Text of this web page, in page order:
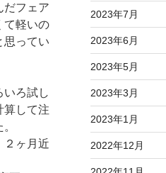
だフェア
て軽いの
思ってい
いろ試し
算して注
２ヶ月近
2023年7月
2023年6月
2023年5月
2023年3月
2023年1月
2022年12月